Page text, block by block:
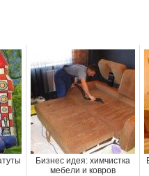
Бизнес идея: химчистка
мебели и ковров